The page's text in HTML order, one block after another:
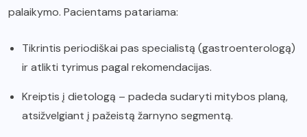
palaikymo. Pacientams patariama:
Tikrintis periodiškai pas specialistą (gastroenterologą)
ir atlikti tyrimus pagal rekomendacijas.
Kreiptis į dietologą – padeda sudaryti mitybos planą,
atsižvelgiant į pažeistą žarnyno segmentą.